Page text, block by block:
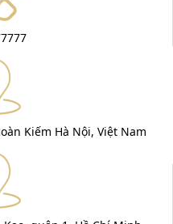
Kiếm Hà Nội, Việt Nam